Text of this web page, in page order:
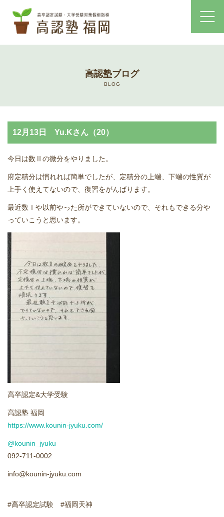
高認塾のご案内
講師紹介
高卒認定試験とは
高卒認定試験にかかる費用
どうやって勉強する？
合格後の進路
よくあるご質問
アクセス情報
高認塾ブログ
進学実績
高認塾ブログ
BLOG
12月13日 Yu.Kさん（20）
今日は数Ⅱの微分をやりました。
府定積分は慣れれば簡単でしたが、定積分の上端、下端の性質が
上手く使えてないので、復習をがんばります。
最近数Ⅰや以前やった所ができていないので、それもできる分や
っていこうと思います。
高卒認定&大学受験
高認塾 福岡
https://www.kounin-jyuku.com/
@kounin_jyuku
092-711-0002
info@kounin-jyuku.com
#高卒認定試験 #福岡天神